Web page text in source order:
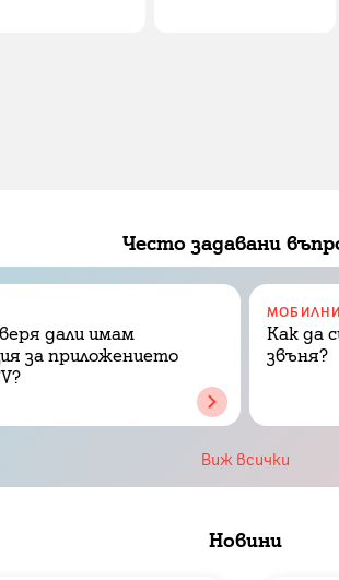
Често задавани
дали имам
за приложението
МОБИЛНИ
Как да
звъня?
Виж всички
Новини